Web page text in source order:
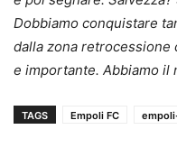
Dobbiamo conquistare
dalla zona retrocessione
e importante. Abbiamo il
TAGS Empoli FC